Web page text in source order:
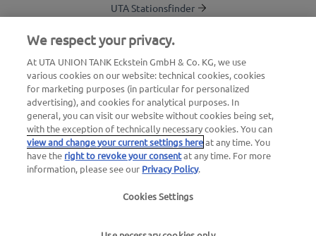
UTA Stationsfinder
Blog
Login Kundenbereich
Über UTA Edenred
UTA Academy
Datenschutzerklärung |
We respect your privacy.
At UTA UNION TANK Eckstein GmbH & Co. KG, we use
various cookies on our website: technical cookies, cookies
for marketing purposes (in particular for personalized
advertising), and cookies for analytical purposes. In
general, you can visit our website without cookies being set,
with the exception of technically necessary cookies. You can
view and change your current settings hereat any time. You
have the right to revoke your consentat any time. For more
information, please see our Privacy Policy.
Cookies Settings